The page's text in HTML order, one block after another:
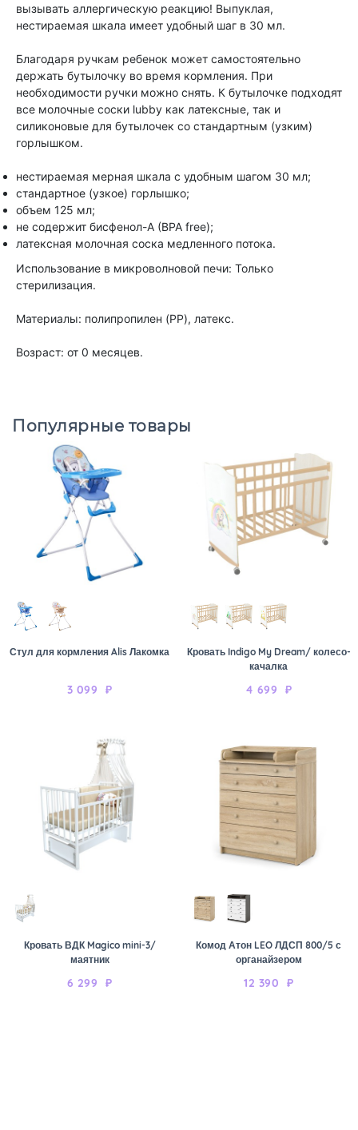
вызывать аллергическую реакцию! Выпуклая,
нестираемая шкала имеет удобный шаг в 30 мл.
Благодаря ручкам ребенок может самостоятельно
держать бутылочку во время кормления. При
необходимости ручки можно снять. К бутылочке подходят
все молочные соски lubby как латексные, так и
силиконовые для бутылочек со стандартным (узким)
горлышком.
нестираемая мерная шкала с удобным шагом 30 мл;
стандартное (узкое) горлышко;
объем 125 мл;
не содержит бисфенол-А (BPA free);
латексная молочная соска медленного потока.
Использование в микроволновой печи: Только
стерилизация.
Материалы: полипропилен (PP), латекс.
Возраст: от 0 месяцев.
Популярные товары
Стул для кормления Alis Лакомка
3 099 ₽
Кровать Indigo My Dream/ колесо-
качалка
4 699 ₽
Кровать ВДК Magico mini-3/
маятник
6 299 ₽
Комод Атон LEO ЛДСП 800/5 с
органайзером
12 390 ₽